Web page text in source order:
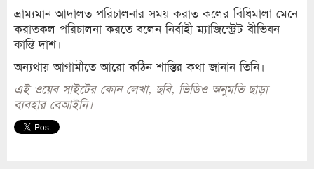
ভ্রাম্যমান আদালত পরিচালনার সময় করাত কলের বিধিমালা মেনে
করাতকল পরিচালনা করতে বলেন নির্বাহী ম্যাজিস্ট্রেট বীভিষন
কান্তি দাশ।
অন্যথায় আগামীতে আরো কঠিন শাস্তির কথা জানান তিনি।
এই ওয়েব সাইটের কোন লেখা, ছবি, ভিডিও অনুমতি ছাড়া
ব্যবহার বেআইনি।